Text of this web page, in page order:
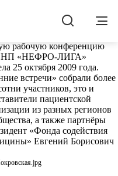
рабочая конференция "Осенние
рабочую конференцию
«НЕФРО-ЛИГА»
25 октября 2009 года.
встречи» собрали более
участников, это и
пациентской
из разных регионов
а также партнёры
«Фонда содействия
Евгений Борисович